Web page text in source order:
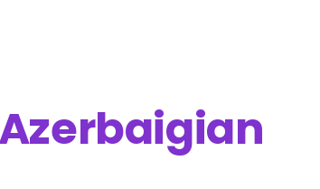
Azerbaigian